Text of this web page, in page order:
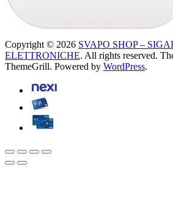
Copyright © 2026 SVAPO SHOP –
ELETTRONICHE. All rights reserved.
ThemeGrill. Powered by WordPress.